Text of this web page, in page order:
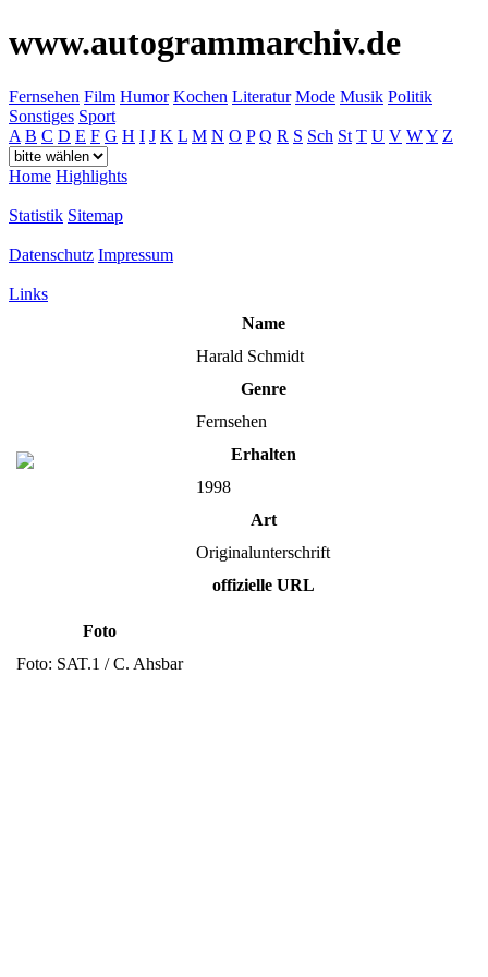
www.autogrammarchiv.de
Fernsehen Film Humor Kochen Literatur Mode Musik Politik
Sonstiges Sport
A B C D E F G H I J K L M N O P Q R S Sch St T U V WY Z
Home Highlights
Statistik Sitemap
Datenschutz Impressum
Links
Name
Harald Schmidt
Genre
Fernsehen
Erhalten
1998
Art
Originalunterschrift
offizielle URL
Foto
Foto: SAT.1 / C. Ahsbar